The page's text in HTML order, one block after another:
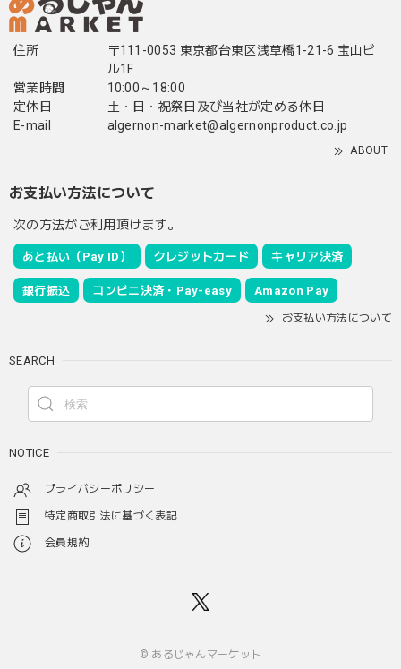
住所
〒111-0053 東京都台東区浅草橋1-21-6 宝山ビ
ル1F
営業時間
10:00～18:00
定休日
土・日・祝祭日及び当社が定める休日
E-mail
algernon-market@algernonproduct.co.jp
ABOUT
お支払い方法について
次の方法がご利用頂けます。
あと払い（Pay ID） クレジットカード キャリア決済
銀行振込 コンビニ決済・Pay-easy Amazon Pay
お支払い方法について
SEARCH
NOTICE
プライバシーポリシー
特定商取引法に基づく表記
会員規約
© あるじゃんマーケット